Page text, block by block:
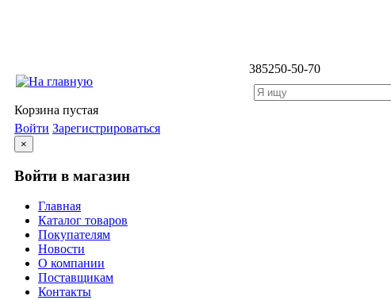
385250-50-70
Корзина пустая
Войти Зарегистрироваться
×
Войти в магазин
Главная
Каталог товаров
Покупателям
Новости
О компании
Поставщикам
Контакты